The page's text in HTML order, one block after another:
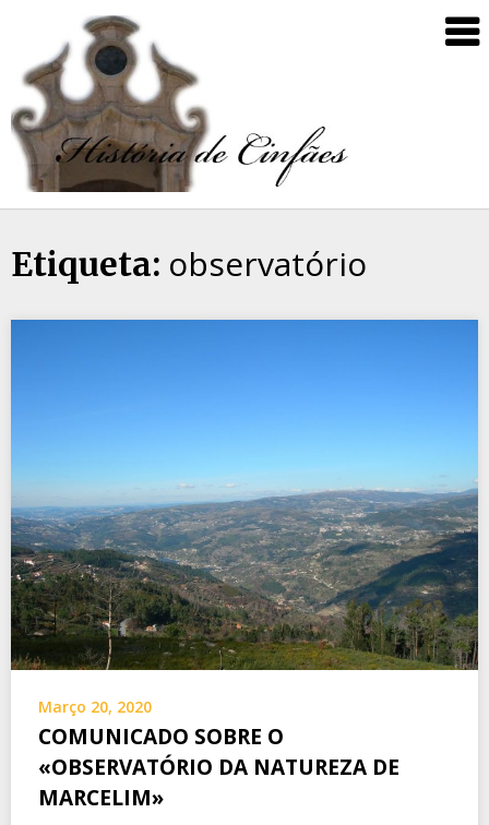
Etiqueta: observatório
Março 20, 2020
COMUNICADO SOBRE O
«OBSERVATÓRIO DA NATUREZA DE
MARCELIM»